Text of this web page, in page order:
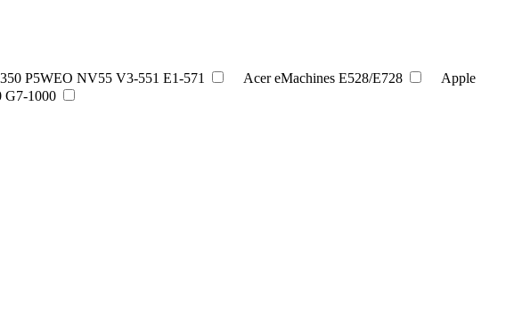
P5WEO NV55 V3-551 E1-571 Acer eMachines E528/E728
Apple
G7-1000